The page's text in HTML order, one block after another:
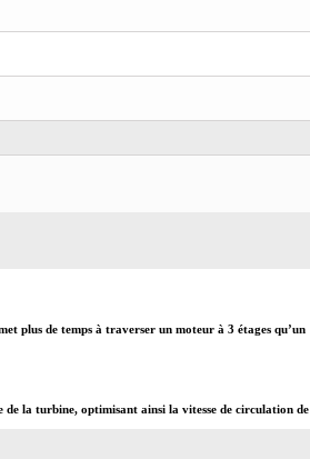
plus de temps à traverser un moteur à 3 étages qu’un
la turbine, optimisant ainsi la vitesse de circulation de